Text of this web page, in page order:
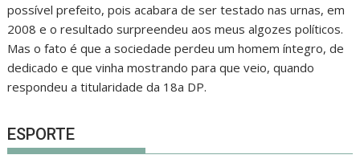
possível prefeito, pois acabara de ser testado nas urnas, em
2008 e o resultado surpreendeu aos meus algozes políticos.
Mas o fato é que a sociedade perdeu um homem íntegro, de
dedicado e que vinha mostrando para que veio, quando
respondeu a titularidade da 18a DP.
ESPORTE